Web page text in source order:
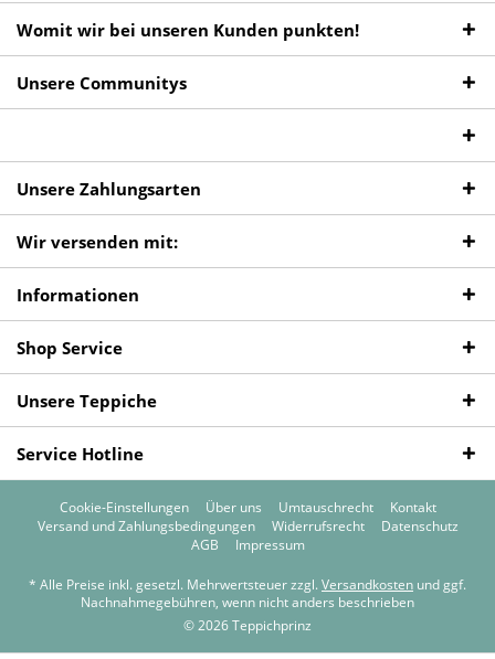
Womit wir bei unseren Kunden punkten!
Unsere Communitys
Unsere Zahlungsarten
Wir versenden mit:
Informationen
Shop Service
Unsere Teppiche
Service Hotline
Cookie-Einstellungen Über uns Umtauschrecht
Kontakt
Versand und Zahlungsbedingungen
Widerrufsrecht
Datenschutz
AGB
Impressum
* Alle Preise inkl. gesetzl. Mehrwertsteuer zzgl. Versandkosten und ggf.
Nachnahmegebühren, wenn nicht anders beschrieben
© 2026 Teppichprinz